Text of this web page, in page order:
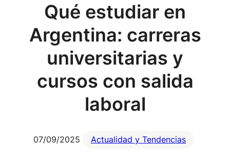
Qué estudiar en
Argentina: carreras
universitarias y
cursos con salida
laboral
07/09/2025 Actualidad y Tendencias